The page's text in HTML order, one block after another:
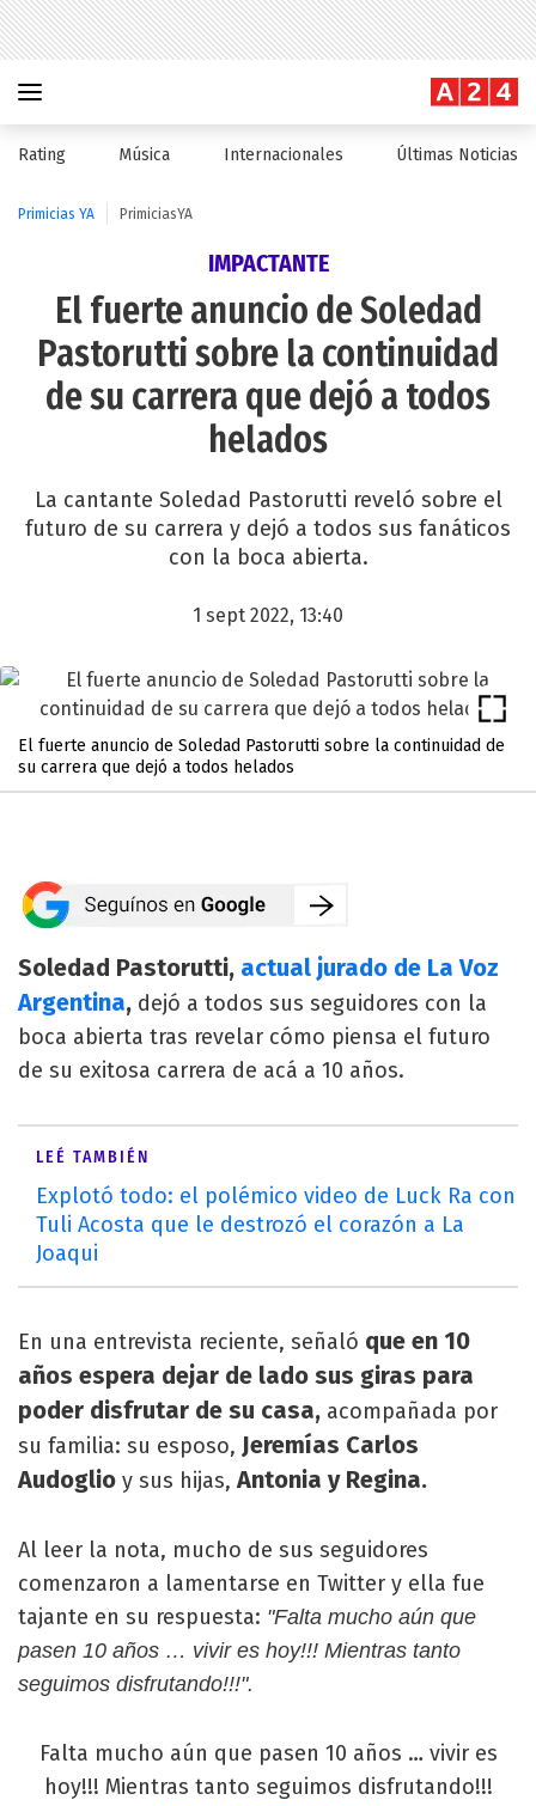
Rating Música Internacionales Últimas Noticias
Primicias YA PrimiciasYA
IMPACTANTE
El fuerte anuncio de Soledad
Pastorutti sobre la continuidad
de su carrera que dejó a todos
helados
La cantante Soledad Pastorutti reveló sobre el
futuro de su carrera y dejó a todos sus fanáticos
con la boca abierta.
1 sept 2022, 13:40
El fuerte anuncio de Soledad Pastorutti sobre la continuidad de
su carrera que dejó a todos helados
Soledad Pastorutti, actual jurado de La Voz
Argentina, dejó a todos sus seguidores con la
boca abierta tras revelar cómo piensa el futuro
de su exitosa carrera de acá a 10 años.
LEÉ TAMBIÉN
Explotó todo: el polémico video de Luck Ra con
Tuli Acosta que le destrozó el corazón a La
Joaqui
En una entrevista reciente, señaló que en 10
años espera dejar de lado sus giras para
poder disfrutar de su casa, acompañada por
su familia: su esposo, Jeremías Carlos
Audoglio y sus hijas,Antonia y Regina.
Al leer la nota, mucho de sus seguidores
comenzaron a lamentarse en Twitter y ella fue
tajante en su respuesta: "Falta mucho aún que
pasen 10 años … vivir es hoy!!! Mientras tanto
seguimos disfrutando!!!".
Falta mucho aún que pasen 10 años … vivir es
hoy!!! Mientras tanto seguimos disfrutando!!!